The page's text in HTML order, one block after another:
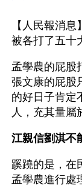
【人民報消
被各打了五十
孟學農的屁股
張文康的屁股
的好日子肯定
人，充其量屬
江親信劉淇不
蹊蹺的是，在
孟學農進行處